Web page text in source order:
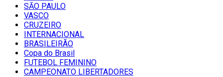
SĀO PAULO
VASCO
CRUZEIRO
INTERNACIONAL
BRASILEIRÃO
Copa do Brasil
FUTEBOL FEMININO
CAMPEONATO LIBERTADORES